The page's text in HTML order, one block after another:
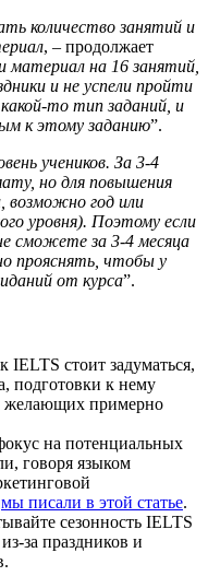
количество занятий и
, – продолжает
материал на 16 занятий,
и не успели пройти
то тип заданий, и
к этому заданию”.
учеников. За 3-4
но для повышения
возможно год или
уровня). Поэтому если
сможете за 3-4 месяца
прояснять, чтобы у
от курса”.
IELTS стоит задуматься,
подготовки к нему
желающих примерно
на потенциальных
говоря языком
мы писали в этой статье.
сезонность IELTS
за праздников и